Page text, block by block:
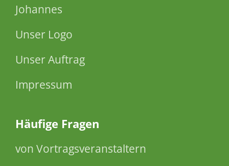
Johannes
Unser Logo
Unser Auftrag
Impressum
Häufige Fragen
von Vortragsveranstaltern